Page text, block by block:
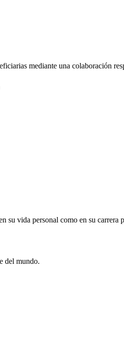
mediante una colaboración
su vida personal como en su carrera
del mundo.